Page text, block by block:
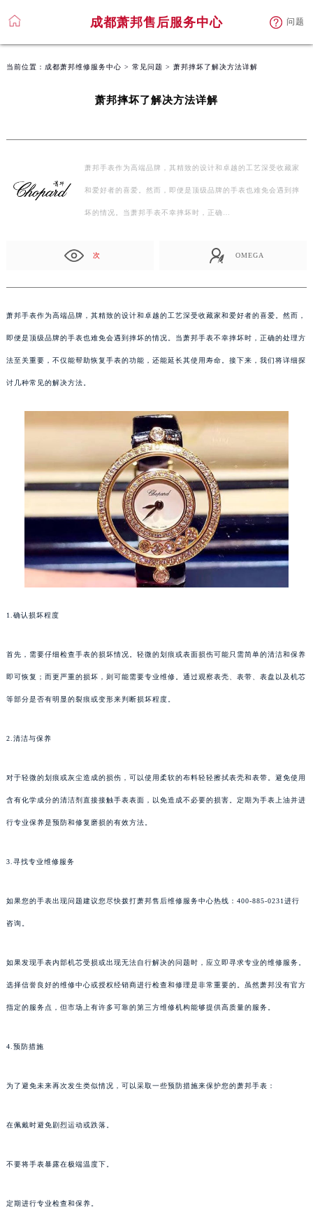
成都萧邦售后服务中心 问题
当前位置： 成都萧邦维修服务中心 > 常见问题 > 萧邦摔坏了解决方法详解
萧邦摔坏了解决方法详解
萧邦手表作为高端品牌，其精致的设计和卓越的工艺深受收藏家
和爱好者的喜爱。然而，即便是顶级品牌的手表也难免会遇到摔
坏的情况。当萧邦手表不幸摔坏时，正确…
次 OMEGA
萧邦手表作为高端品牌，其精致的设计和卓越的工艺深受收藏家和爱好者的喜爱。然而，
即便是顶级品牌的手表也难免会遇到摔坏的情况。当萧邦手表不幸摔坏时，正确的处理方
法至关重要，不仅能帮助恢复手表的功能，还能延长其使用寿命。接下来，我们将详细探
讨几种常见的解决方法。
1.确认损坏程度
首先，需要仔细检查手表的损坏情况。轻微的划痕或表面损伤可能只需简单的清洁和保养
即可恢复；而更严重的损坏，则可能需要专业维修。通过观察表壳、表带、表盘以及机芯
等部分是否有明显的裂痕或变形来判断损坏程度。
2.清洁与保养
对于轻微的划痕或灰尘造成的损伤，可以使用柔软的布料轻轻擦拭表壳和表带。避免使用
含有化学成分的清洁剂直接接触手表表面，以免造成不必要的损害。定期为手表上油并进
行专业保养是预防和修复磨损的有效方法。
3.寻找专业维修服务
如果您的手表出现问题建议您尽快拨打萧邦售后维修服务中心热线：400-885-0231进行
咨询。
如果发现手表内部机芯受损或出现无法自行解决的问题时，应立即寻求专业的维修服务。
选择信誉良好的维修中心或授权经销商进行检查和修理是非常重要的。虽然萧邦没有官方
指定的服务点，但市场上有许多可靠的第三方维修机构能够提供高质量的服务。
4.预防措施
为了避免未来再次发生类似情况，可以采取一些预防措施来保护您的萧邦手表：
在佩戴时避免剧烈运动或跌落。
不要将手表暴露在极端温度下。
定期进行专业检查和保养。